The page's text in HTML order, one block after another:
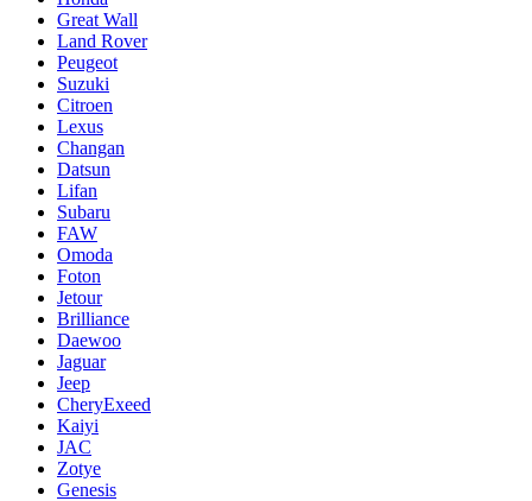
Great Wall
Land Rover
Peugeot
Suzuki
Citroen
Lexus
Changan
Datsun
Lifan
Subaru
FAW
Omoda
Foton
Jetour
Brilliance
Daewoo
Jaguar
Jeep
CheryExeed
Kaiyi
JAC
Zotye
Genesis